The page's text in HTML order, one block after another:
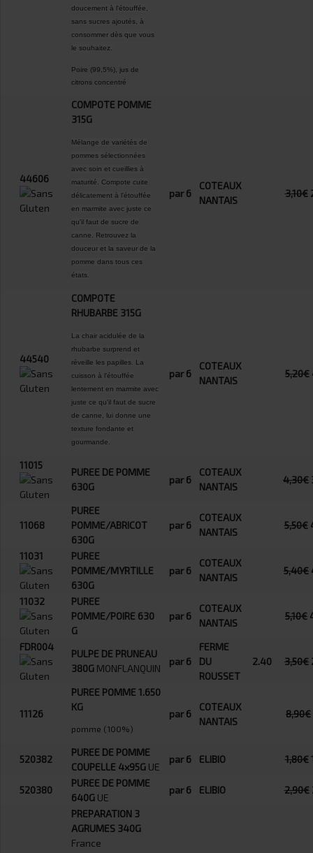
doucement à l'étouffée,
sans sucres ajoutés, à
consommer dès que vous
le souhaitez.
Poire (99,5%), jus de
citrons concentré
44606
COMPOTE POMME
315G
Mélange de variétés de
pommes sélectionnées
avec soin et cueillies à
maturité. Compote cuite
délicatement à l'étouffée
en marmite avec juste ce
qu'il faut de sucre de
canne. Retrouvez la
douceur et la saveur de la
pomme dans tous ces
états.
par 6
COTEAUX
NANTAIS
3,10€
44540
COMPOTE
RHUBARBE 315G
La chair acidulée de la
rhubarbe surprend et
réveille les papilles. La
cuisson à l'étouffée
lentement en marmite avec
juste ce qu'il faut de sucre
de canne, lui donne une
texture fondante et
gourmande.
par 6
COTEAUX
NANTAIS
5,20€
11015
PUREE DE POMME
630G
par 6
COTEAUX
NANTAIS
4,30€
11068
PUREE
POMME/ABRICOT
630G
par 6
COTEAUX
NANTAIS
5,50€
11031
PUREE
POMME/MYRTILLE
630G
par 6
COTEAUX
NANTAIS
5,40€
11032
PUREE
POMME/POIRE 630
G
par 6
COTEAUX
NANTAIS
5,10€
FDR004
PULPE DE PRUNEAU
380G MONFLANQUIN
par 6
FERME
DU
ROUSSET
2.40 3,50€
11126
PUREE POMME 1.650
KG
pomme (100%)
par 6
COTEAUX
NANTAIS
8,90€
520382
PUREE DE POMME
COUPELLE 4x95G UE
par 6 ELIBIO 1,80€
520380
PUREE DE POMME
640G UE
par 6 ELIBIO 2,90€
PREPARATION 3
AGRUMES 340G
France